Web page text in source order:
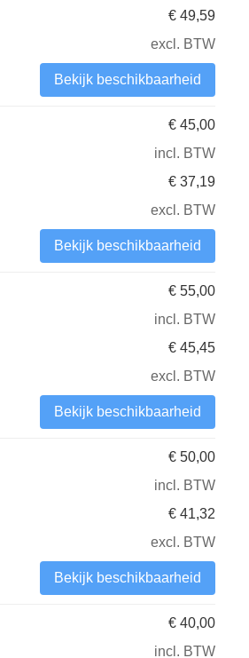
€ 49,59
excl. BTW
Bekijk beschikbaarheid
€ 45,00
incl. BTW
€ 37,19
excl. BTW
Bekijk beschikbaarheid
€ 55,00
incl. BTW
€ 45,45
excl. BTW
Bekijk beschikbaarheid
€ 50,00
incl. BTW
€ 41,32
excl. BTW
Bekijk beschikbaarheid
€ 40,00
incl. BTW